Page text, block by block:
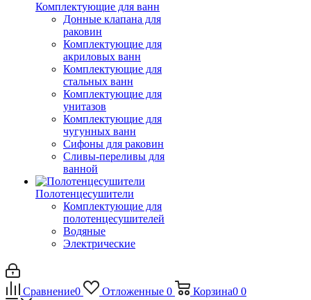
Комплектующие для ванн
Донные клапана для
раковин
Комплектующие для
акриловых ванн
Комплектующие для
стальных ванн
Комплектующие для
унитазов
Комплектующие для
чугунных ванн
Сифоны для раковин
Сливы-переливы для
ванной
Полотенцесушители
Комплектующие для
полотенцесушителей
Водяные
Электрические
Сравнение0 Отложенные 0 Корзина0 0